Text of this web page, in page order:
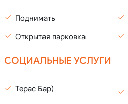
Поднимать
Открытая парковка
СОЦИАЛЬНЫЕ УСЛУГИ
Терас Бар)